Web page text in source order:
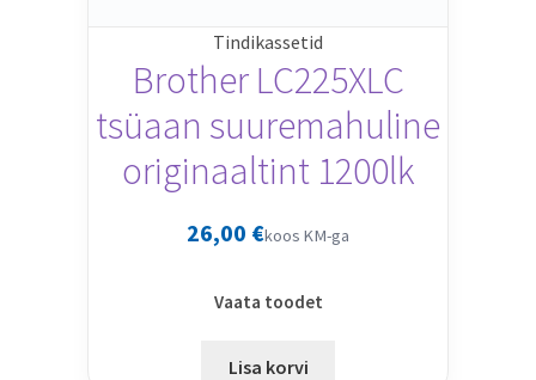
Tindikassetid
Brother LC225XLC
tsüaan suuremahuline
originaaltint 1200lk
26,00 €koos KM-ga
Vaata toodet
Lisa korvi